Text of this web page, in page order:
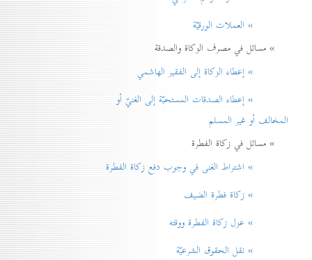
» العملات الورقيّة
» مسائل في مصرف الزكاة والصدقة
» إعطاء الزكاة إلی الفقير الهاشمي
» إعطاء الصدقات المستحبّة إلی الغنيّ أو
المخالف أو غير المسلم
» مسائل في زكاة الفطرة
» اشتراط الغنی في وجوب دفع زكاة الفطرة
» زكاة فطرة الضيف
» عزل زكاة الفطرة ووقته
» نقل الحقوق الشرعيّة